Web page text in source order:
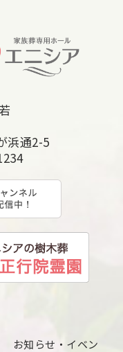
浜通2-5
お知らせ・イベン